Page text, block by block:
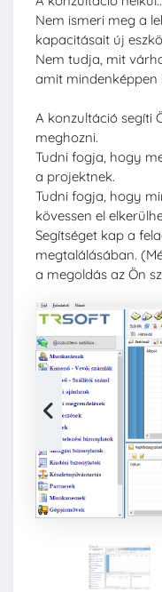
Nem ismeri meg a
kapacitásait új
Nem tudja, mit
amit mindenképpen
A konzultáció segíti
meghozni.
Tudni fogja, hogy
a projektnek.
Tudni fogja, hogy
kövessen el
Segítséget kap a
megtalálásában.
a megoldás az Ön